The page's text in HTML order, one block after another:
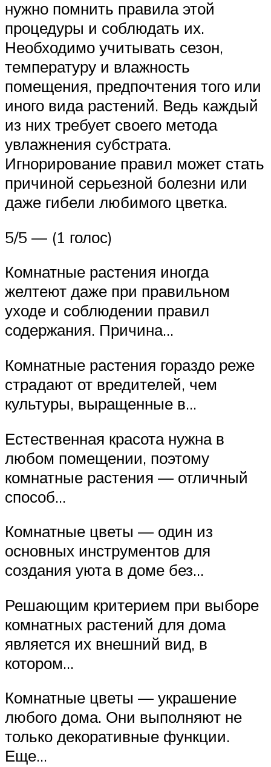
нужно помнить правила этой
процедуры и соблюдать их.
Необходимо учитывать сезон,
температуру и влажность
помещения, предпочтения того или
иного вида растений. Ведь каждый
из них требует своего метода
увлажнения субстрата.
Игнорирование правил может стать
причиной серьезной болезни или
даже гибели любимого цветка.
5/5 — (1 голос)
Комнатные растения иногда
желтеют даже при правильном
уходе и соблюдении правил
содержания. Причина…
Комнатные растения гораздо реже
страдают от вредителей, чем
культуры, выращенные в…
Естественная красота нужна в
любом помещении, поэтому
комнатные растения — отличный
способ…
Комнатные цветы — один из
основных инструментов для
создания уюта в доме без…
Решающим критерием при выборе
комнатных растений для дома
является их внешний вид, в
котором…
Комнатные цветы — украшение
любого дома. Они выполняют не
только декоративные функции.
Еще…